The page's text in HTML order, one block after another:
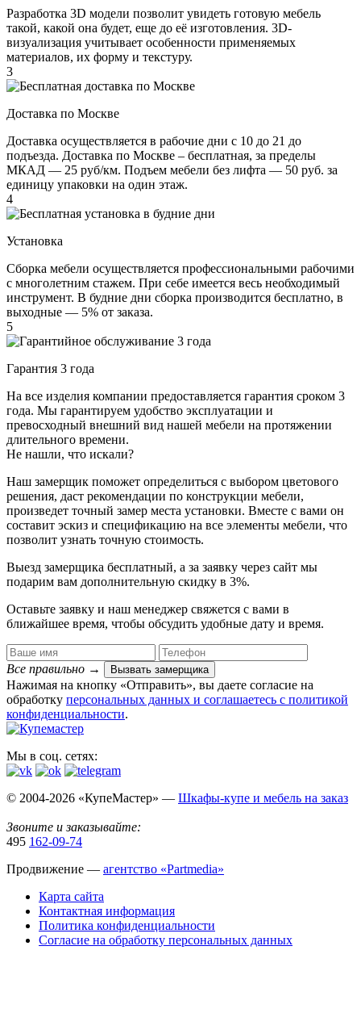
Разработка 3D модели позволит увидеть готовую мебель
такой, какой она будет, еще до её изготовления. 3D-
визуализация учитывает особенности применяемых
материалов, их форму и текстуру.
3
Доставка по Москве
Доставка осуществляется в рабочие дни с 10 до 21 до
подъезда. Доставка по Москве – бесплатная, за пределы
МКАД — 25 руб/км. Подъем мебели без лифта — 50 руб. за
единицу упаковки на один этаж.
4
Установка
Сборка мебели осуществляется профессиональными рабочими
с многолетним стажем. При себе имеется весь необходимый
инструмент. В будние дни сборка производится бесплатно, в
выходные — 5% от заказа.
5
Гарантия 3 года
На все изделия компании предоставляется гарантия сроком 3
года. Мы гарантируем удобство эксплуатации и
превосходный внешний вид нашей мебели на протяжении
длительного времени.
Не нашли, что искали?
Наш замерщик поможет определиться с выбором цветового
решения, даст рекомендации по конструкции мебели,
произведет точный замер места установки. Вместе с вами он
составит эскиз и спецификацию на все элементы мебели, что
позволит узнать точную стоимость.
Выезд замерщика бесплатный, а за заявку через сайт мы
подарим вам дополнительную скидку в 3%.
Оставьте заявку и наш менеджер свяжется с вами в
ближайшее время, чтобы обсудить удобные дату и время.
Все правильно → Вызвать замерщика
Нажимая на кнопку «Отправить», вы даете согласие на
обработку персональных данных​ и соглашаетесь c политикой
конфиденциальности.
Мы в соц. сетях:
© 2004-2026 «КупеМастер» — Шкафы-купе и мебель на заказ
Звоните и заказывайте:
495 162-09-74
Продвижение — агентство «Partmedia»
Карта сайта
Контактная информация
Политика конфиденциальности
Согласие на обработку персональных данных